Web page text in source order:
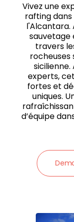
Vivez une
rafting
l'Alcantara.
sauvetage
travers
experts,
fortes et
uniques.
d’équipe